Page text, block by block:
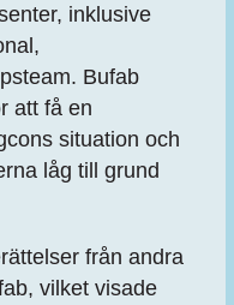
inklusive
Bufab
att få en
situation och
låg till grund
från andra
vilket visade